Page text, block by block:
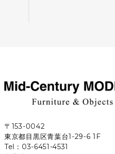
〒153-0042
東京都目黒区青葉台1-29-6 1F
Tel：03-6451-4531